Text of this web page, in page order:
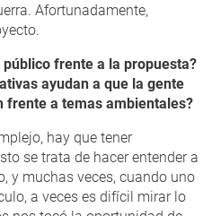
Afortunadamente,
frente a la propuesta?
ayudan a que la gente
frente a temas ambientales?
hay que tener
se trata de hacer entender a
y muchas veces, cuando uno
a veces es difícil mirar lo